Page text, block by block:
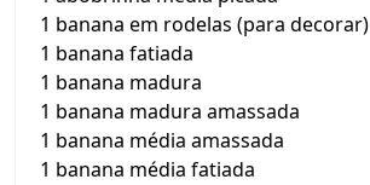
1 banana em rodelas (para decorar)
1 banana fatiada
1 banana madura
1 banana madura amassada
1 banana média amassada
1 banana média fatiada